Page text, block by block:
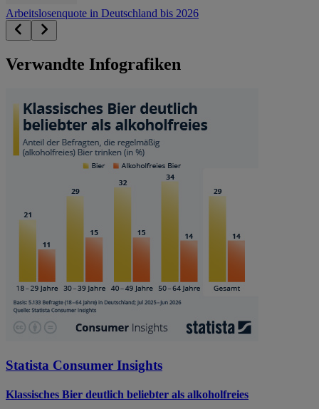
Arbeitslosenquote in Deutschland bis 2026
Verwandte Infografiken
Statista Consumer Insights
Klassisches Bier deutlich beliebter als alkoholfreies